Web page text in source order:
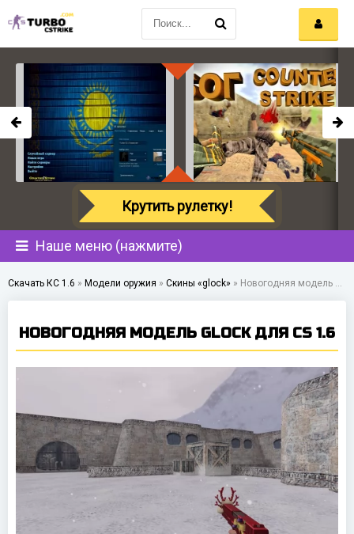
Наше меню (нажмите)
Скачать КС 1.6 » Модели оружия » Скины «glock» » Новогодняя модель Glock для CS 1.6
НОВОГОДНЯЯ МОДЕЛЬ GLOCK ДЛЯ CS 1.6
Крутить рулетку!